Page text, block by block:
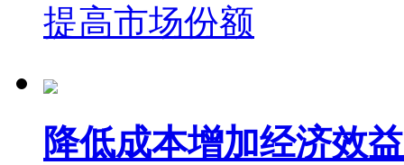
提高市场份额
降低成本增加经济效益